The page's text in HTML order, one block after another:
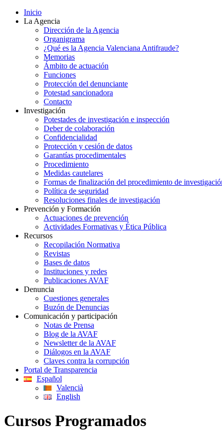
Inicio
La Agencia
Dirección de la Agencia
Organigrama
¿Qué es la Agencia Valenciana Antifraude?
Memorias
Ámbito de actuación
Funciones
Protección del denunciante
Potestad sancionadora
Contacto
Investigación
Potestades de investigación e inspección
Deber de colaboración
Confidencialidad
Protección y cesión de datos
Garantías procedimentales
Procedimiento
Medidas cautelares
Formas de finalización del procedimiento de
Política de seguridad
Resoluciones finales de investigación
Prevención y Formación
Actuaciones de prevención
Actividades Formativas y Ética Pública
Recursos
Recopilación Normativa
Revistas
Bases de datos
Instituciones y redes
Publicaciones AVAF
Denuncia
Cuestiones generales
Buzón de Denuncias
Comunicación y participación
Notas de Prensa
Blog de la AVAF
Newsletter de la AVAF
Diálogos en la AVAF
Claves contra la corrupción
Portal de Transparencia
Español
Valencià
English
Cursos Programados